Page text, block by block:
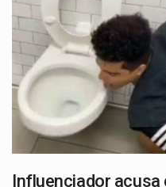
Influenciador